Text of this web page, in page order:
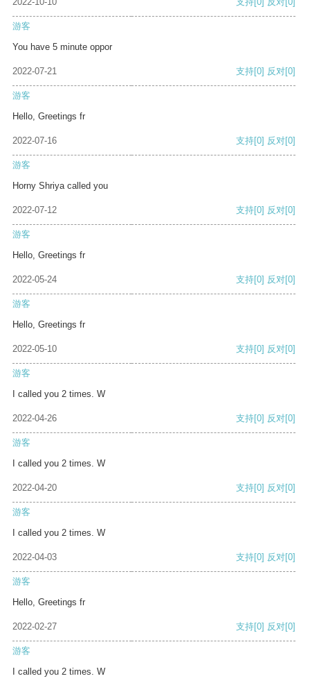
游客
You have 5 minute oppor
2022-07-21 支持[0] 反对[0]
游客
Hello, Greetings fr
2022-07-16 支持[0] 反对[0]
游客
Horny Shriya called you
2022-07-12 支持[0] 反对[0]
游客
Hello, Greetings fr
2022-05-24 支持[0] 反对[0]
游客
Hello, Greetings fr
2022-05-10 支持[0] 反对[0]
游客
I called you 2 times. W
2022-04-26 支持[0] 反对[0]
游客
I called you 2 times. W
2022-04-20 支持[0] 反对[0]
游客
I called you 2 times. W
2022-04-03 支持[0] 反对[0]
游客
Hello, Greetings fr
2022-02-27 支持[0] 反对[0]
游客
I called you 2 times. W